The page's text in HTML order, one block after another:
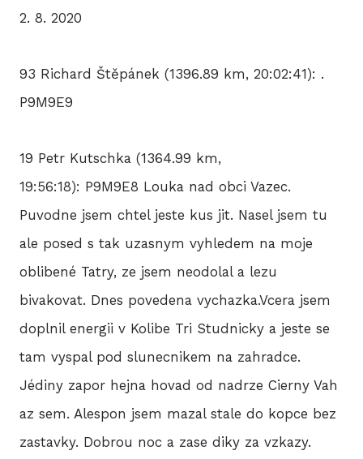
2. 8. 2020
93 Richard Štěpánek (1396.89 km, 20:02:41): .
P9M9E9
19 Petr Kutschka (1364.99 km,
19:56:18): P9M9E8 Louka nad obci Vazec.
Puvodne jsem chtel jeste kus jit. Nasel jsem tu
ale posed s tak uzasnym vyhledem na moje
oblibené Tatry, ze jsem neodolal a lezu
bivakovat. Dnes povedena vychazka.Vcera jsem
doplnil energii v Kolibe Tri Studnicky a jeste se
tam vyspal pod slunecnikem na zahradce.
Jédiny zapor hejna hovad od nadrze Cierny Vah
az sem. Alespon jsem mazal stale do kopce bez
zastavky. Dobrou noc a zase diky za vzkazy.